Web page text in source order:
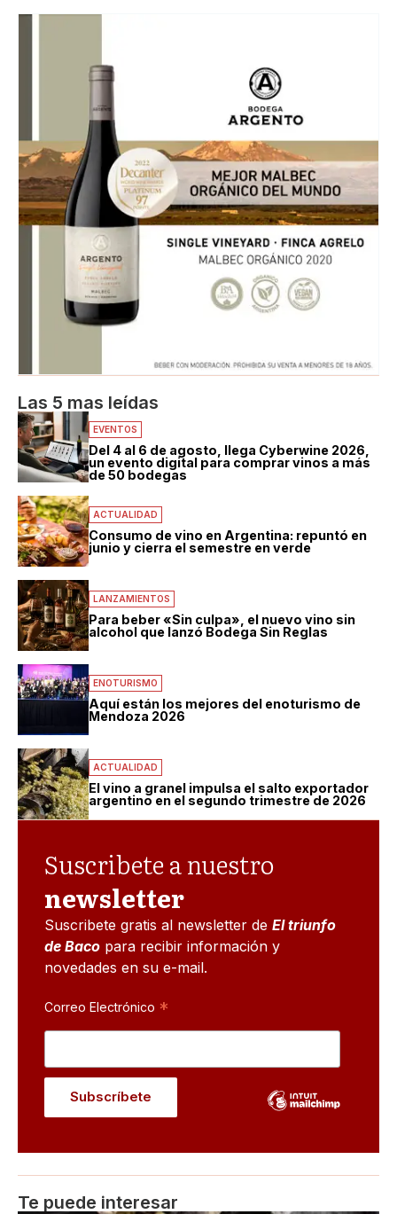
Las 5 mas leídas
EVENTOS
Del 4 al 6 de agosto, llega Cyberwine 2026,
un evento digital para comprar vinos a más
de 50 bodegas
ACTUALIDAD
Consumo de vino en Argentina: repuntó en
junio y cierra el semestre en verde
LANZAMIENTOS
Para beber «Sin culpa», el nuevo vino sin
alcohol que lanzó Bodega Sin Reglas
ENOTURISMO
Aquí están los mejores del enoturismo de
Mendoza 2026
ACTUALIDAD
El vino a granel impulsa el salto exportador
argentino en el segundo trimestre de 2026
Suscribete a nuestro
newsletter
Suscribete gratis al newsletter de El triunfo
de Baco para recibir información y
novedades en su e-mail.
Correo Electrónico *
Te puede interesar